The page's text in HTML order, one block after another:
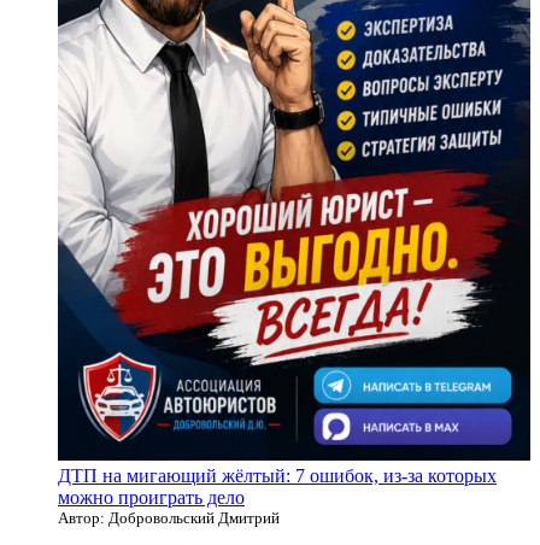
ДТП на мигающий жёлтый: 7 ошибок, из-за которых
можно проиграть дело
Автор: Добровольский Дмитрий